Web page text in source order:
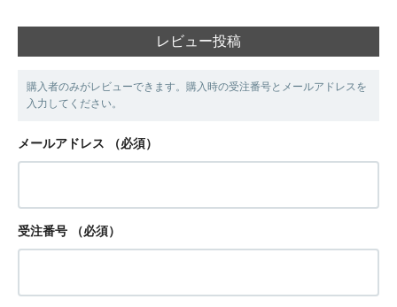
レビュー投稿
購入者のみがレビューできます。購入時の受注番号とメールアドレスを
入力してください。
メールアドレス （必須）
受注番号 （必須）